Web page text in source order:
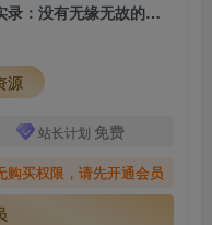
【2026.06.15】年入百万大佬访谈实录：没有无缘无故的成功，只有拼尽全力的坚持，看他们如何逆风翻盘！
源
站长计划 免费
购买权限，请先开通会员